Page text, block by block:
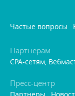
Частые вопросы
Партнерам
CPA-сетям,
Пресс-центр